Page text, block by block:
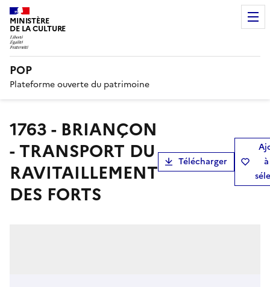
MINISTÈRE
DE LA CULTURE
POP
Plateforme ouverte du patrimoine
1763 - BRIANÇON
- TRANSPORT DU
RAVITAILLEMENT
DES FORTS
Télécharger